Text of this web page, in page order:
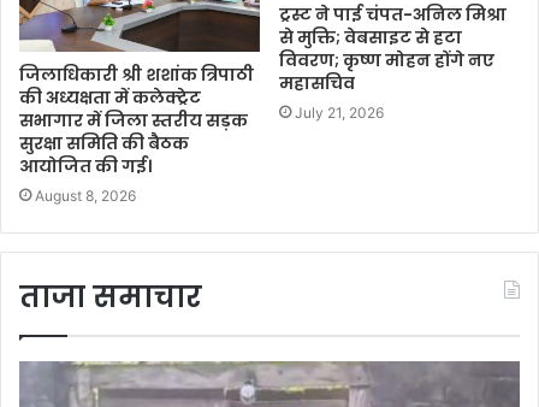
जिलाधिकारी श्री शशांक त्रिपाठी
की अध्यक्षता में कलेक्ट्रेट
सभागार में जिला स्तरीय सड़क
सुरक्षा समिति की बैठक
आयोजित की गई।
August 8, 2026
ट्रस्ट ने पाई चंपत-अनिल मिश्रा
से मुक्ति; वेबसाइट से हटा
विवरण; कृष्ण मोहन होंगे नए
महासचिव
July 21, 2026
ताजा समाचार